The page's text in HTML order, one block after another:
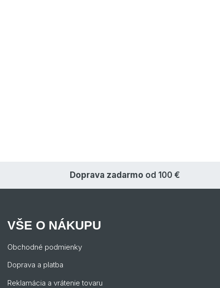
Doprava zadarmo od 100 €
VŠE O NÁKUPU
Obchodné podmienky
Doprava a platba
Reklamácia a vrátenie tovaru